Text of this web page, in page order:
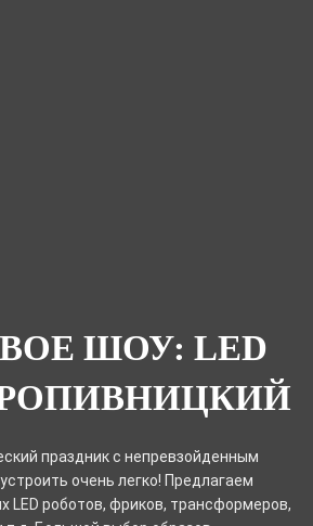
ШОУ: LED
праздник с непревзойденным
очень легко! Предлагаем
LED роботов, фриков, трансформеров,